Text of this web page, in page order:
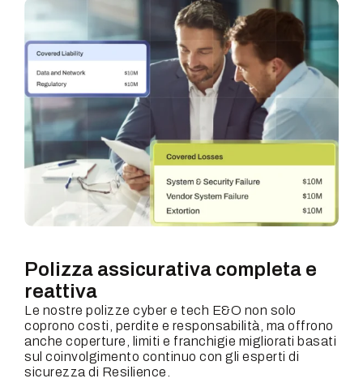
Polizza assicurativa completa e
reattiva
Le nostre polizze cyber e tech E&O non solo
coprono costi, perdite e responsabilità, ma offrono
anche coperture, limiti e franchigie migliorati basati
sul coinvolgimento continuo con gli esperti di
sicurezza di Resilience.